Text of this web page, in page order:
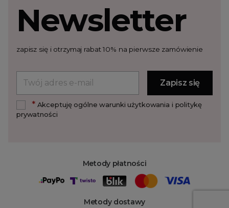
Metody płatności
Metody dostawy
Newsletter
zapisz się i otrzymaj rabat 10% na pierwsze zamówienie
*Akceptuję ogólne warunki użytkowania i politykę
prywatności